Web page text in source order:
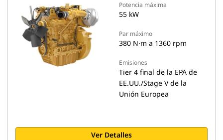
Potencia máxima
55 kW
Par máximo
380 N·m a 1360 rpm
Emisiones
Tier 4 final de la EPA de
EE.UU./Stage V de la
Unión Europea
Ver Detalles